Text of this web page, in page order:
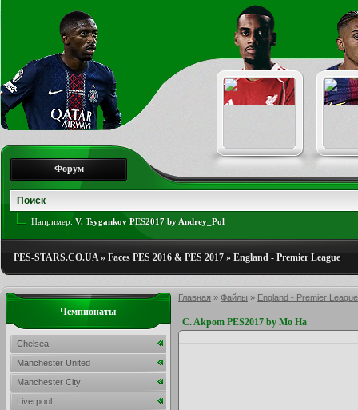
Форум
Например: V. Tsygankov PES2017 by Andrey_Pol
PES-STARS.CO.UA» Faces PES 2016 & PES 2017 » England - Premier League
Главная » Файлы » England - Premier League
C. Akpom PES2017 by Mo Ha
Чемпионаты
Chelsea
Manchester United
Manchester City
Liverpool